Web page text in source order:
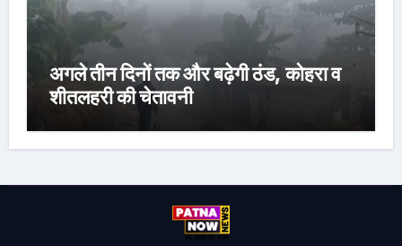
अगले तीन दिनों तक और बढ़ेगी ठंड, कोहरा व
शीतलहरी की चेतावनी